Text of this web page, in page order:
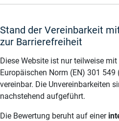
Stand der Vereinbarkeit
zur Barrierefreiheit
Diese Website ist nur teilweise
Europäischen Norm (EN) 301
vereinbar. Die Unvereinbarkeiten
nachstehend aufgeführt.
Die Bewertung beruht auf einer